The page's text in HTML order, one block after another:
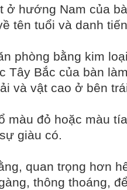
ở hướng Nam của
tên tuổi và danh
phòng bằng kim
Tây Bắc của bàn
và vật cao ở bên
màu đỏ hoặc màu
giàu có.
quan trọng hơn
thông thoáng,